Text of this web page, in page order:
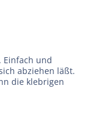
Einfach und
abziehen läßt.
die klebrigen